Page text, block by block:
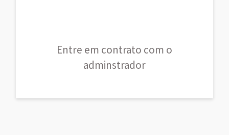
Entre em contrato com o
adminstrador